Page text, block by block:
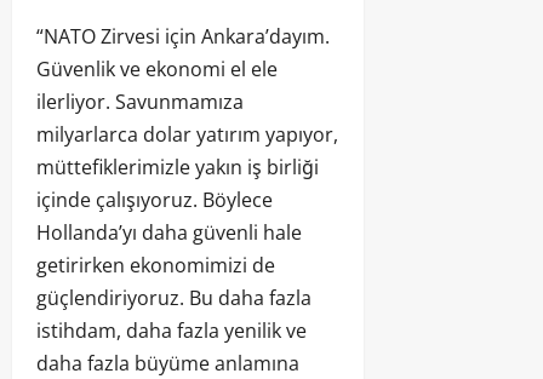
“NATO Zirvesi için Ankara’dayım.
Güvenlik ve ekonomi el ele
ilerliyor. Savunmamıza
milyarlarca dolar yatırım yapıyor,
müttefiklerimizle yakın iş birliği
içinde çalışıyoruz. Böylece
Hollanda’yı daha güvenli hale
getirirken ekonomimizi de
güçlendiriyoruz. Bu daha fazla
istihdam, daha fazla yenilik ve
daha fazla büyüme anlamına